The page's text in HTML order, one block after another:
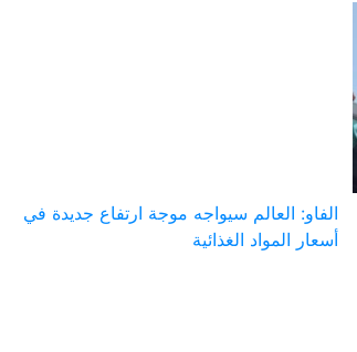
الفاو: العالم سيواجه موجة ارتفاع جديدة في
أسعار المواد الغذائية